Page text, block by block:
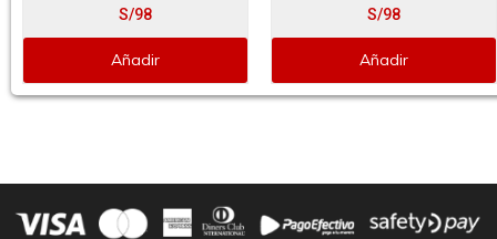
S/98
Añadir
S/98
Añadir